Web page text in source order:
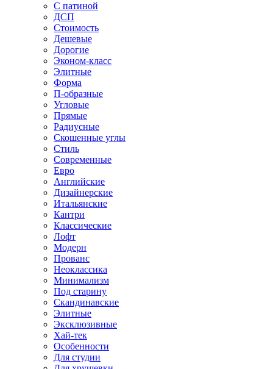
С патиной
ДСП
Стоимость
Дешевые
Дорогие
Эконом-класс
Элитные
Форма
П-образные
Угловые
Прямые
Радиусные
Скошенные углы
Стиль
Современные
Евро
Английские
Дизайнерские
Итальянские
Кантри
Классические
Лофт
Модерн
Прованс
Неоклассика
Минимализм
Под старину
Скандинавские
Элитные
Эксклюзивные
Хай-тек
Особенности
Для студии